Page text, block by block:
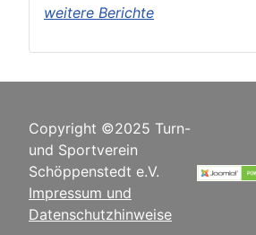
weitere Berichte
Copyright ©2025 Turn-
und Sportverein
Schöppenstedt e.V.
Impressum und
Datenschutzhinweise